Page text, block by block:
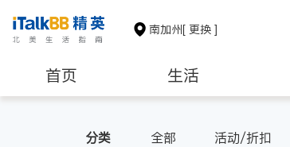
南加州[ 更换 ]
首页 生活
分类 全部 活动/折扣